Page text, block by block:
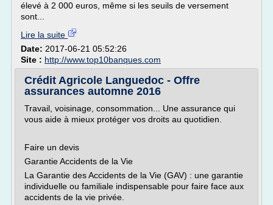
élevé à 2 000 euros, même si les seuils de versement
sont...
Lire la suite
Date: 2017-06-21 05:52:26
Site : http://www.top10banques.com
Crédit Agricole Languedoc - Offre
assurances automne 2016
Travail, voisinage, consommation... Une assurance qui
vous aide à mieux protéger vos droits au quotidien.
Faire un devis
Garantie Accidents de la Vie
La Garantie des Accidents de la Vie (GAV) : une garantie
individuelle ou familiale indispensable pour faire face aux
accidents de la vie privée.